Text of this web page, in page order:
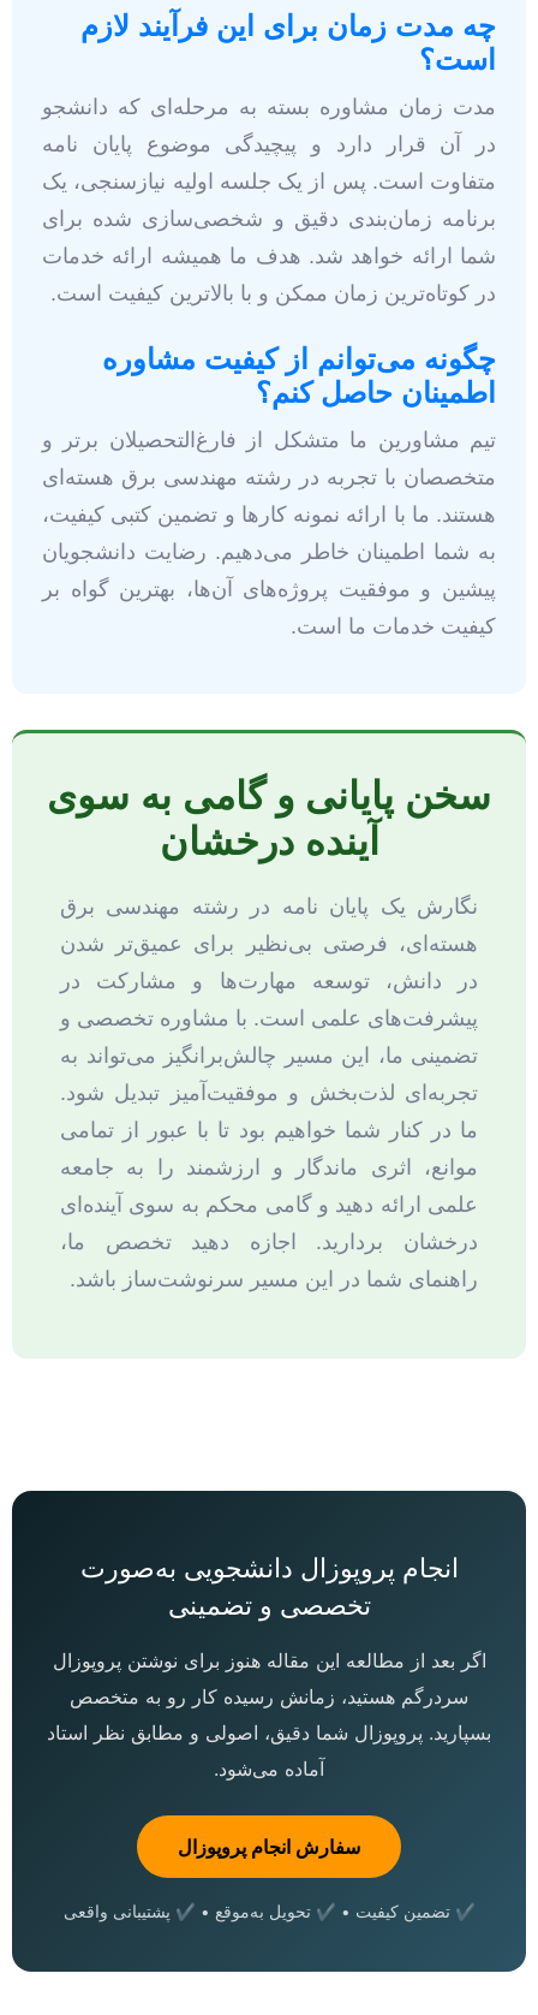
چه مدت زمان برای این فرآیند لازم
است؟
مدت زمان مشاوره بسته به مرحله‌ای که دانشجو
در آن قرار دارد و پیچیدگی موضوع پایان نامه
متفاوت است. پس از یک جلسه اولیه نیازسنجی، یک
برنامه زمان‌بندی دقیق و شخصی‌سازی شده برای
شما ارائه خواهد شد. هدف ما همیشه ارائه خدمات
در کوتاه‌ترین زمان ممکن و با بالاترین کیفیت است.
چگونه می‌توانم از کیفیت مشاوره
اطمینان حاصل کنم؟
تیم مشاورین ما متشکل از فارغ‌التحصیلان برتر و
متخصصان با تجربه در رشته مهندسی برق هسته‌ای
هستند. ما با ارائه نمونه کارها و تضمین کتبی کیفیت،
به شما اطمینان خاطر می‌دهیم. رضایت دانشجویان
پیشین و موفقیت پروژه‌های آن‌ها، بهترین گواه بر
کیفیت خدمات ما است.
سخن پایانی و گامی به سوی
آینده درخشان
نگارش یک پایان نامه در رشته مهندسی برق
هسته‌ای، فرصتی بی‌نظیر برای عمیق‌تر شدن
در دانش، توسعه مهارت‌ها و مشارکت در
پیشرفت‌های علمی است. با مشاوره تخصصی و
تضمینی ما، این مسیر چالش‌برانگیز می‌تواند به
تجربه‌ای لذت‌بخش و موفقیت‌آمیز تبدیل شود.
ما در کنار شما خواهیم بود تا با عبور از تمامی
موانع، اثری ماندگار و ارزشمند را به جامعه
علمی ارائه دهید و گامی محکم به سوی آینده‌ای
درخشان بردارید. اجازه دهید تخصص ما،
راهنمای شما در این مسیر سرنوشت‌ساز باشد.
انجام پروپوزال دانشجویی به‌صورت
تخصصی و تضمینی
اگر بعد از مطالعه این مقاله هنوز برای نوشتن پروپوزال
سردرگم هستید، زمانش رسیده کار رو به متخصص
بسپارید. پروپوزال شما دقیق، اصولی و مطابق نظر استاد
آماده می‌شود.
سفارش انجام پروپوزال
✔ تضمین کیفیت • ✔ تحویل به‌موقع • ✔ پشتیبانی واقعی